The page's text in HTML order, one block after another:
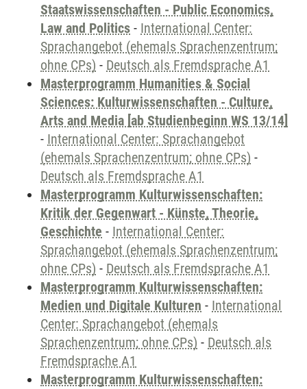
Staatswissenschaften - Public Economics,
Law and Politics - International Center:
Sprachangebot (ehemals Sprachenzentrum;
ohne CPs) - Deutsch als Fremdsprache A1
Masterprogramm Humanities & Social
Sciences: Kulturwissenschaften - Culture,
Arts and Media [ab Studienbeginn WS 13/14]
- International Center: Sprachangebot
(ehemals Sprachenzentrum; ohne CPs) -
Deutsch als Fremdsprache A1
Masterprogramm Kulturwissenschaften:
Kritik der Gegenwart - Künste, Theorie,
Geschichte - International Center:
Sprachangebot (ehemals Sprachenzentrum;
ohne CPs) - Deutsch als Fremdsprache A1
Masterprogramm Kulturwissenschaften:
Medien und Digitale Kulturen - International
Center: Sprachangebot (ehemals
Sprachenzentrum; ohne CPs) - Deutsch als
Fremdsprache A1
Masterprogramm Kulturwissenschaften: